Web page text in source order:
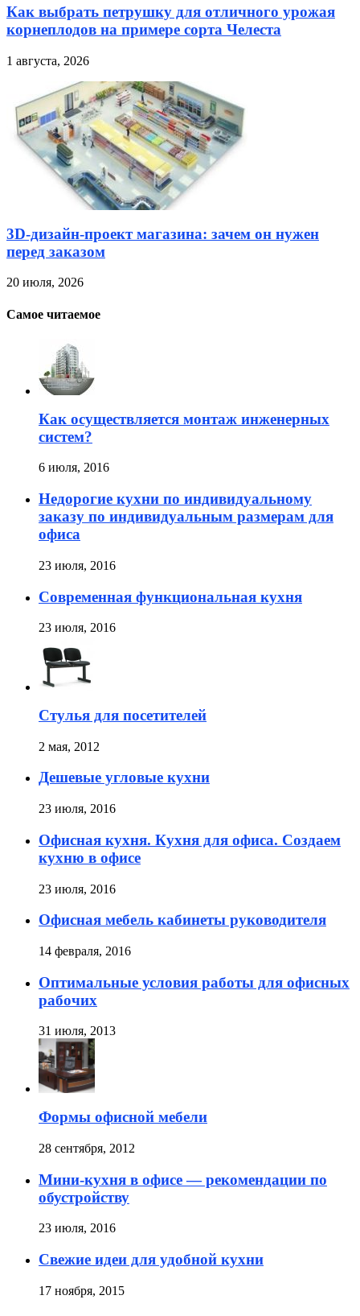
Как выбрать петрушку для отличного урожая
корнеплодов на примере сорта Челеста
1 августа, 2026
3D-дизайн-проект магазина: зачем он нужен
перед заказом
20 июля, 2026
Самое читаемое
Как осуществляется монтаж инженерных
систем?
6 июля, 2016
Недорогие кухни по индивидуальному
заказу по индивидуальным размерам для
офиса
23 июля, 2016
Современная функциональная кухня
23 июля, 2016
Стулья для посетителей
2 мая, 2012
Дешевые угловые кухни
23 июля, 2016
Офисная кухня. Кухня для офиса. Создаем
кухню в офисе
23 июля, 2016
Офисная мебель кабинеты руководителя
14 февраля, 2016
Оптимальные условия работы для офисных
рабочих
31 июля, 2013
Формы офисной мебели
28 сентября, 2012
Мини-кухня в офисе — рекомендации по
обустройству
23 июля, 2016
Свежие идеи для удобной кухни
17 ноября, 2015